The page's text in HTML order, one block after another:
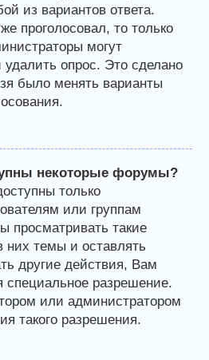
из вариантов ответа.
проголосовал, то только
могут
удалить опрос. Это сделано
было менять варианты
некоторые форумы?
только
или группам
просматривать такие
темы и оставлять
другие действия, Вам
специальное разрешение.
или администратором
такого разрешения.